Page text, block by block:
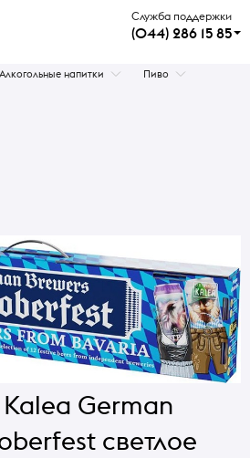
Служба поддержки
(044) 286 15 85
Алкогольные напитки Пиво
German
светлое